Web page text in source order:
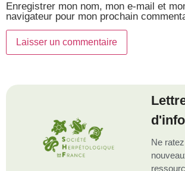
Enregistrer mon nom, mon e-mail et
navigateur pour mon prochain
Ne